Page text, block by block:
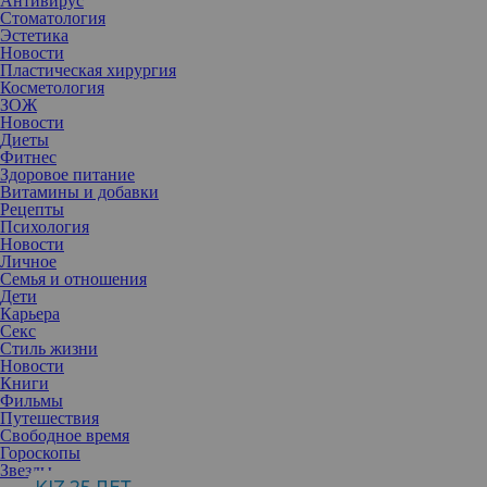
Стоматология
Эстетика
Новости
Пластическая хирургия
Косметология
ЗОЖ
Новости
Диеты
Фитнес
Здоровое питание
Витамины и добавки
Рецепты
Психология
Новости
Личное
Семья и отношения
Дети
Карьера
Секс
Стиль жизни
Новости
Книги
Фильмы
Путешествия
Свободное время
Гороскопы
Звезды
Банальным просмотром фильма и ужином уже никого не
удивишь, а пойти в ресторан еще не безопасно. Мы
подготовили 7 идей, как необычно и весело провести вечер с
любимым человеком.